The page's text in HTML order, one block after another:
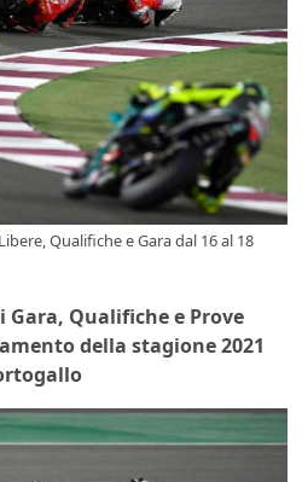
Qualifiche e Gara dal 16 al 18
Qualifiche e Prove
della stagione 2021